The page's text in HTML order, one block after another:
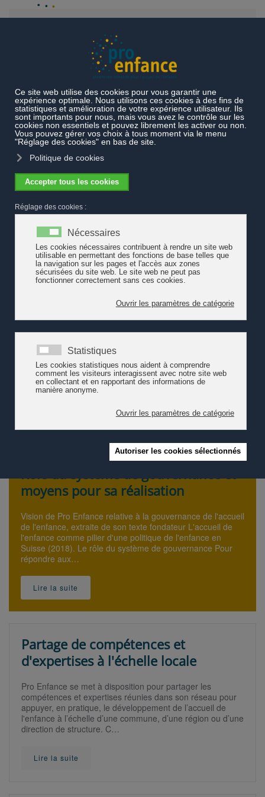
Exemples de pratiques
Gouvernance
Lancement de l'Observatoire latin et de la jeunesse
Lancement de l'Observatoire latin et de
la jeunesse
Le lancement de l'«Observatoire latin de l'enfance et de la
nouvelle institution, qui a démarré ses activités en 2022, est
portée par la Fondation Isabelle Hafen.
La mission principale de l'OLEJ consiste à documenter et suivre
l’évolution de la situation des enfants et des jeunes ainsi que des
politiques publiques qui les concernent avec pour ambition de
renforcer les droits de l’enfant et d’anticiper les développements
Pro Enfance salue la création de l'OLEJ. Cet outil est
attentes et les défis. La question reste donc ouverte de savoir
dans quelle mesure l'accueil de l'enfance sera prise en
considération dans les recherches à venir.
La revue d'information sociale "Reiso.org" revient sur cette
actualité par un interview de Liliane Galley, directrice de l'OLEJ
moyens pour sa réalisation
Vision de Pro Enfance relative à la gouvernance de l'accueil
de l'enfance, extraite de son texte fondateur L'accueil de
l'enfance comme pilier d'une politique de l'enfance en
Suisse (2018). Le rôle du système de gouvernance Pour
répondre aux…
Lire la suite
Partage de compétences et
d'expertises à l'échelle locale
Pro Enfance se met à disposition pour partager les
compétences et expertises réunies dans son réseau pour
appuyer, en pratique, le développement de l’accueil de
l'enfance à l’échelle d’une commune, d’une région ou d’une
direction de structure. C…
Lire la suite